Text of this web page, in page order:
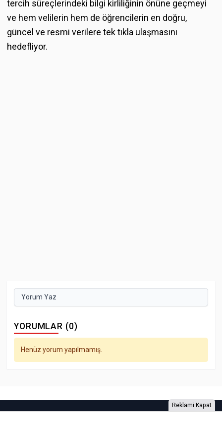
tercih süreçlerindeki bilgi kirliliğinin önüne geçmeyi
ve hem velilerin hem de öğrencilerin en doğru,
güncel ve resmi verilere tek tıkla ulaşmasını
hedefliyor.
Yorum Yaz
YORUMLAR (0)
Henüz yorum yapılmamış.
Reklami Kapat